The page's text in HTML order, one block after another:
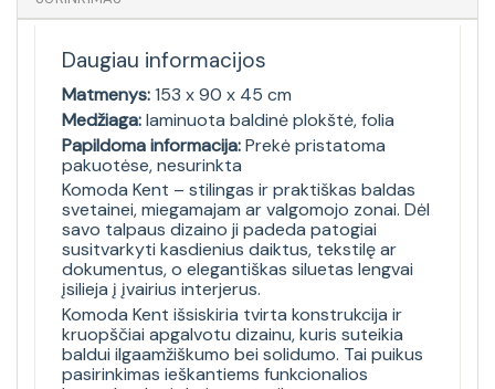
Daugiau informacijos
Matmenys:153 x 90 x 45 cm
Medžiaga:laminuota baldinė plokštė, folia
Papildoma informacija:Prekė pristatoma
pakuotėse, nesurinkta
Komoda Kent – stilingas ir praktiškas baldas
svetainei, miegamajam ar valgomojo zonai. Dėl
savo talpaus dizaino ji padeda patogiai
susitvarkyti kasdienius daiktus, tekstilę ar
dokumentus, o elegantiškas siluetas lengvai
įsilieja į įvairius interjerus.
Komoda Kent išsiskiria tvirta konstrukcija ir
kruopščiai apgalvotu dizainu, kuris suteikia
baldui ilgaamžiškumo bei solidumo. Tai puikus
pasirinkimas ieškantiems funkcionalios